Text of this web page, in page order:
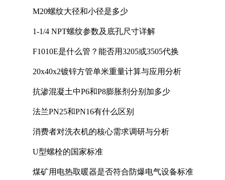
M20螺纹大径和小径是多少
1-1/4 NPT螺纹参数及底孔尺寸详解
F1010E是什么管？能否用3205或3505代换
20x40x2镀锌方管单米重量计算与应用分析
抗渗混凝土中P6和P8膨胀剂分别加多少
法兰PN25和PN16有什么区别
消费者对洗衣机的核心需求调研与分析
U型螺栓的国家标准
煤矿用电热取暖器是否符合防爆电气设备标准